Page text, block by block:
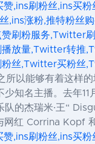
赞,ins刷粉丝,ins买
,ins涨粉,推特粉丝
刷粉服务,Twitter
放量,Twitter转推
丝,Twitter买粉丝
所以能够有着这样
少知名主播。去年
队的杰瑞米·王“
网红 Corrina Kopf
赞,ins刷粉丝,ins买